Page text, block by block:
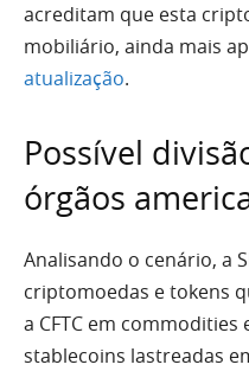
acreditam que esta
mobiliário, ainda mais
atualização.
Possível
órgãos
Analisando o cenário, a
criptomoedas e tokens
a CFTC em commodities
stablecoins lastreadas